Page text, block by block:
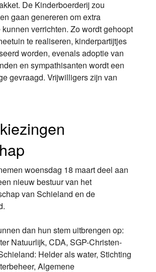
De Kinderboerderij zou
gaan genereren om extra
verrichten. Zo wordt gehoopt
te realiseren, kinderpartijtjes
worden, evenals adoptie van
en sympathisanten wordt een
gevraagd. Vrijwilligers zijn van
woensdag 18 maart deel aan
nieuw bestuur van het
van Schieland en de
dan hun stem uitbrengen op:
Natuurlijk, CDA, SGP-Christen-
Helder als water, Stichting
Algemene